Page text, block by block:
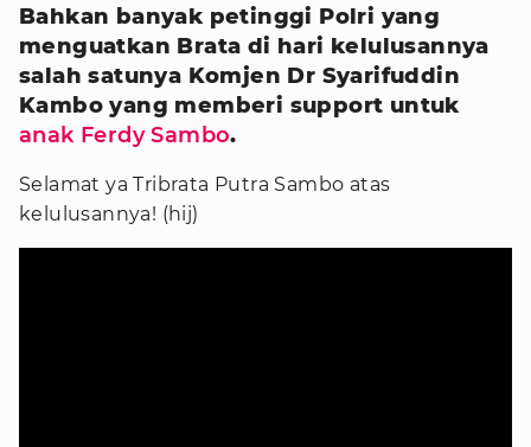
Bahkan banyak petinggi Polri yang
menguatkan Brata di hari kelulusannya
salah satunya Komjen Dr Syarifuddin
Kambo yang memberi support untuk
anak Ferdy Sambo.
Selamat ya Tribrata Putra Sambo atas
kelulusannya! (hij)